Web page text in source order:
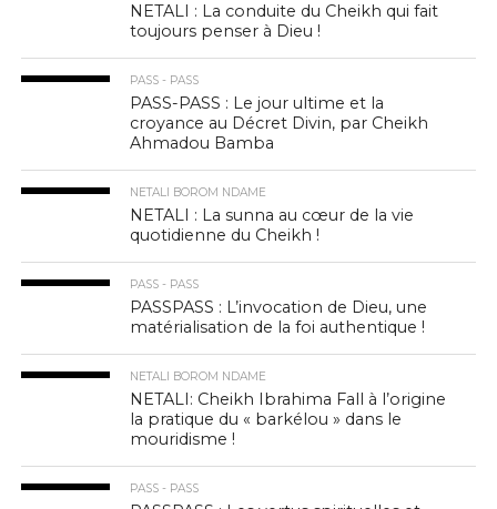
NETALI : La conduite du Cheikh qui fait
toujours penser à Dieu !
PASS - PASS
PASS-PASS : Le jour ultime et la
croyance au Décret Divin, par Cheikh
Ahmadou Bamba
NETALI BOROM NDAME
NETALI : La sunna au cœur de la vie
quotidienne du Cheikh !
PASS - PASS
PASSPASS : L’invocation de Dieu, une
matérialisation de la foi authentique !
NETALI BOROM NDAME
NETALI: Cheikh Ibrahima Fall à l’origine
la pratique du « barkélou » dans le
mouridisme !
PASS - PASS